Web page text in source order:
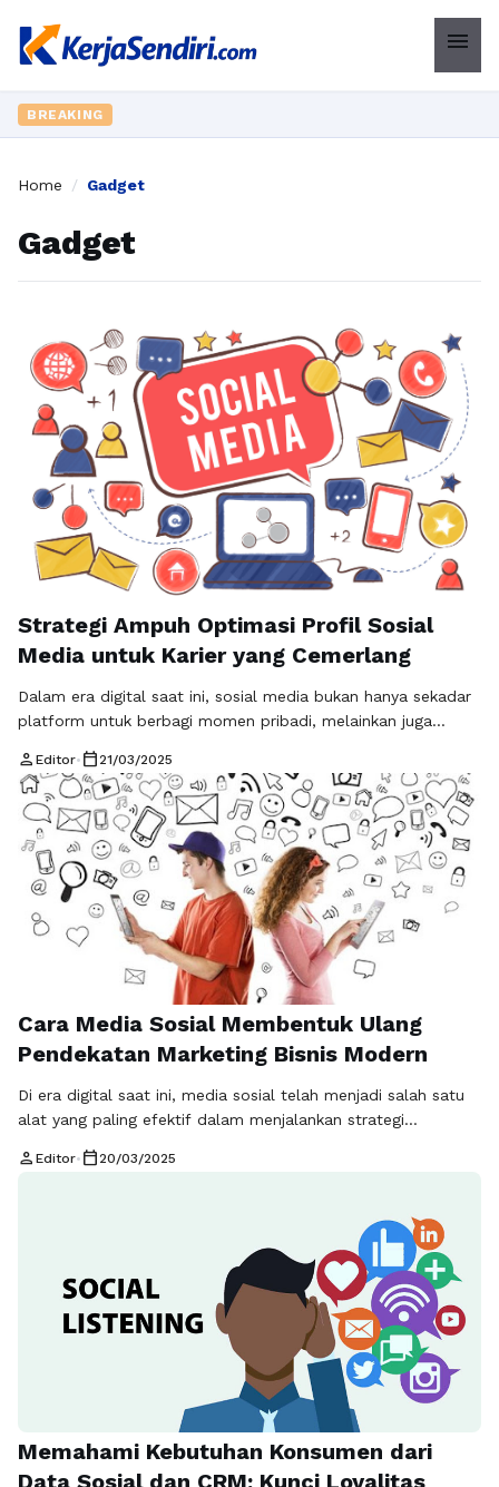
menu
BREAKING
Home / Gadget
Gadget
Strategi Ampuh Optimasi Profil Sosial
Media untuk Karier yang Cemerlang
Dalam era digital saat ini, sosial media bukan hanya sekadar
platform untuk berbagi momen pribadi, melainkan juga
Mengoptimalkan profil sosial media Anda adalah langkah
strategis yang dapat membantu Anda menonjol di antara
para profesional lainnya. Baik itu LinkedIn, Instagram, atau
platform sosial media lainnya, melakukan Optimasi Profil …
Baca Selengkapnya
person Editor• calendar_today 21/03/2025
Cara Media Sosial Membentuk Ulang
Pendekatan Marketing Bisnis Modern
Di era digital saat ini, media sosial telah menjadi salah satu
alat yang paling efektif dalam menjalankan strategi
platform seperti Facebook, Instagram, Twitter, dan LinkedIn
menjangkau audiens yang lebih luas. Strategi pemasaran
dengan monitoring media sosial menjadi salah satu
Baca Selengkapnya
person Editor• calendar_today 20/03/2025
Memahami Kebutuhan Konsumen dari